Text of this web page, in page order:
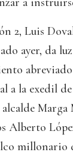
2, Luis
ayer, da
a la exedil de
Marga
Alberto
millonario